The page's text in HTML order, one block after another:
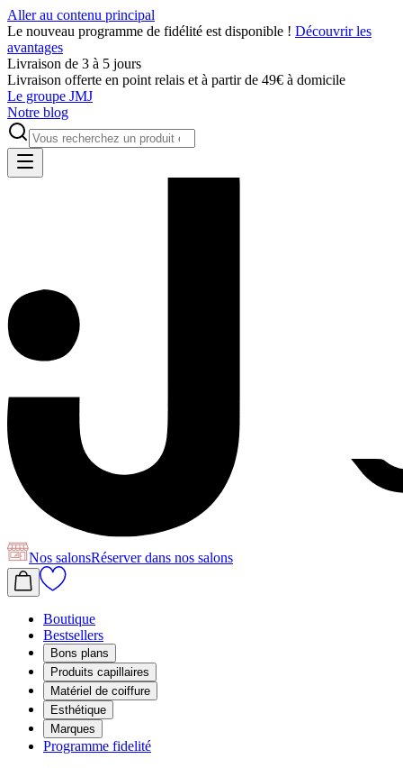
Aller au contenu principal
Le nouveau programme de fidélité est disponible ! Découvrir les
avantages
Livraison de 3 à 5 jours
Livraison offerte en point relais et à partir de 49€ à domicile
Le groupe JMJ
Notre blog
Nos salonsRéserverdans nos salons
Boutique
Bestsellers
Bons plans
Produits capillaires
Matériel de coiffure
Esthétique
Marques
Programme fidelité